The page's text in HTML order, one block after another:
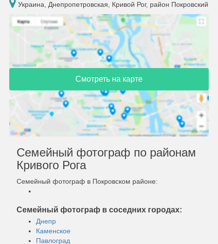
Украина, Днепропетровская, Кривой Рог, район Покровский
Смотреть на карте
Семейный фотограф по районам
Кривого Рога
Семейный фотограф в Покровском районе:
Семейный фотограф в соседних городах:
Днепр
Каменское
Павлоград